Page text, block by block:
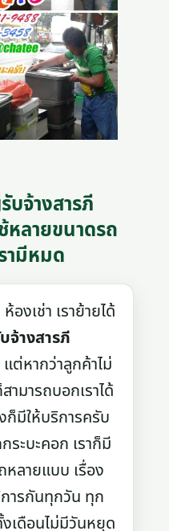
จ้างสารภี
หลายขนาดรถ
ามีหมด
งเช่า เราย้ายได้
จ้างสารภี
แต่หากว่าลูกค้าไม่
ามารถบอกเราได้
งก็มีให้บริการครับ
ระบะคอก เราก็มี
หลายแบบ เรื่อง
การกันทุกวัน ทุก
เดือนไม่มีวันหยุด